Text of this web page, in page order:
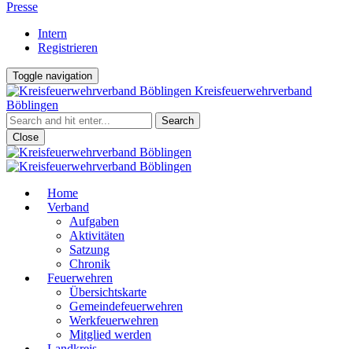
Presse
Intern
Registrieren
Toggle navigation
Kreisfeuerwehrverband
Böblingen
Close
Home
Verband
Aufgaben
Aktivitäten
Satzung
Chronik
Feuerwehren
Übersichtskarte
Gemeindefeuerwehren
Werkfeuerwehren
Mitglied werden